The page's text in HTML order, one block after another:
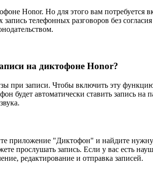
Honor. Но для этого вам
телефонных разговоров без
на диктофоне Honor?
при записи. Чтобы включить эту
будет автоматически ставить запись
приложение "Диктофон" и найдите
прослушать запись. Если у вас есть
редактирование и отправка записей.